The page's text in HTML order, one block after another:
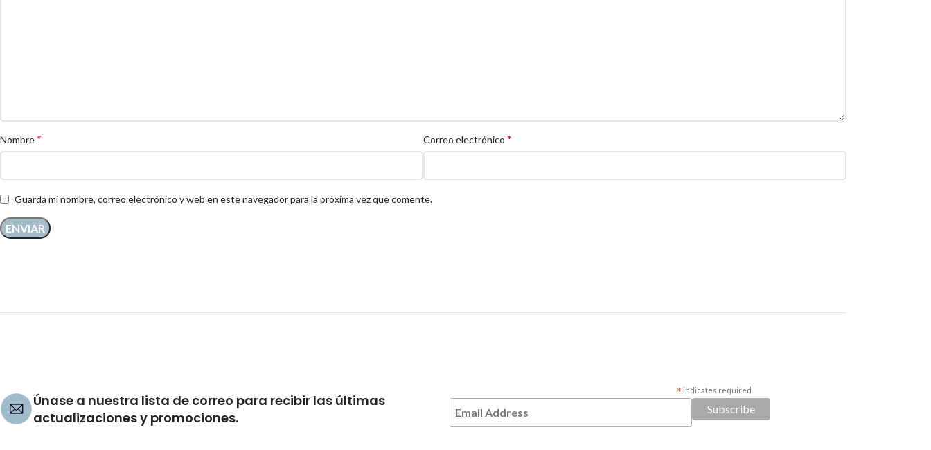
Nombre* Correo electrónico *
Guarda mi nombre, correo electrónico y web en este navegador para la próxima vez que comente.
Únase a nuestra lista de correo para recibir las últimas
actualizaciones y promociones.
* indicates required